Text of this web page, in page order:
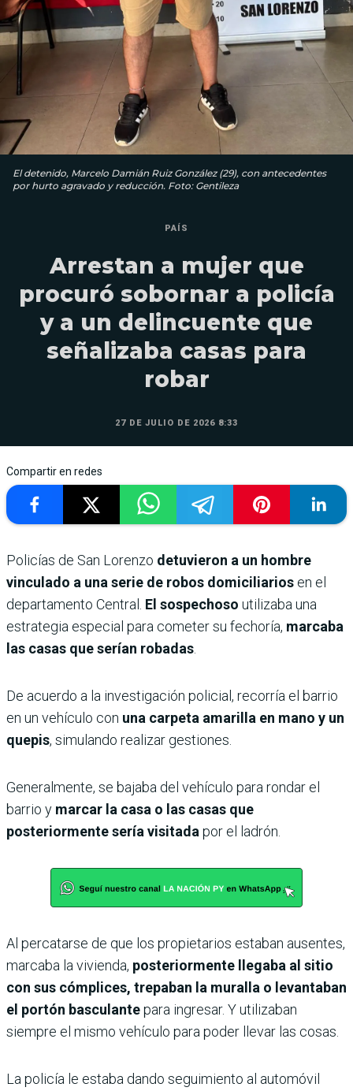
El detenido, Marcelo Damián Ruiz González (29), con antecedentes
por hurto agravado y reducción. Foto: Gentileza
PAÍS
Arrestan a mujer que
procuró sobornar a policía
y a un delincuente que
señalizaba casas para
robar
27 DE JULIO DE 2026 8:33
Compartir en redes
Policías de San Lorenzo detuvieron a un hombre
vinculado a una serie de robos domiciliarios en el
departamento Central. El sospechoso utilizaba una
estrategia especial para cometer su fechoría, marcaba
las casas que serían robadas
De acuerdo a la investigación policial, recorría el barrio
en un vehículo con una carpeta amarilla en mano y un
quepis, simulando realizar gestiones.
Generalmente, se bajaba del vehículo para rondar el
barrio y marcar la casa o las casas que
posteriormente sería visitada por el ladrón.
Al percatarse de que los propietarios estaban ausentes,
marcaba la vivienda, posteriormente llegaba al sitio
con sus cómplices, trepaban la muralla o levantaban
el portón basculantepara ingresar. Y utilizaban
siempre el mismo vehículo para poder llevar las cosas.
La policía le estaba dando seguimiento al automóvil